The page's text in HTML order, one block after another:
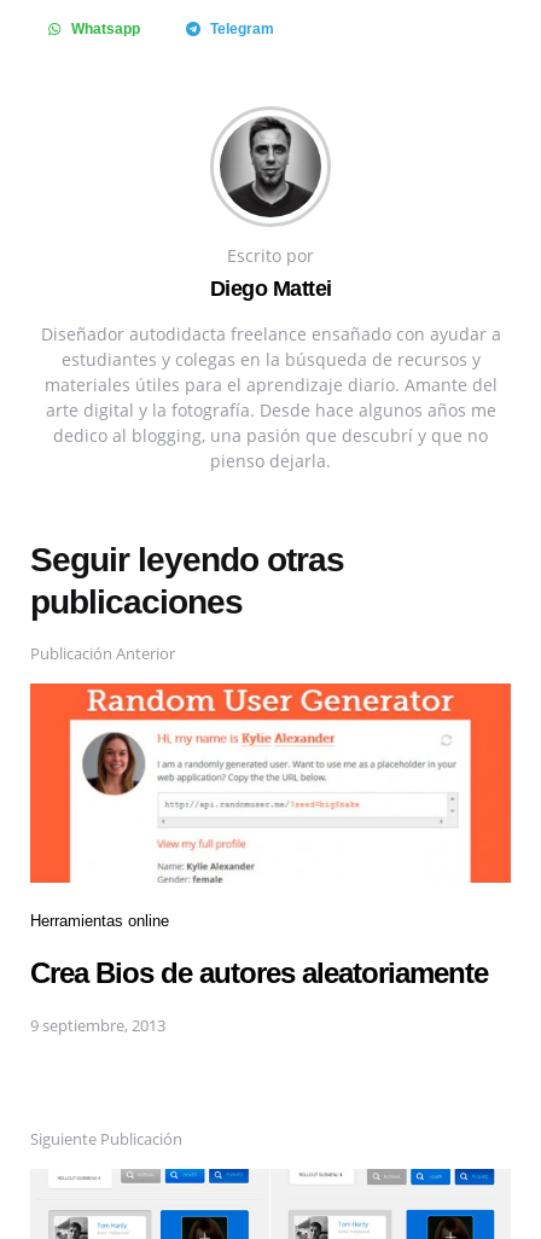
Whatsapp Telegram
Escrito por
Diego Mattei
Diseñador autodidacta freelance ensañado con ayudar a
estudiantes y colegas en la búsqueda de recursos y
materiales útiles para el aprendizaje diario. Amante del
arte digital y la fotografía. Desde hace algunos años me
dedico al blogging, una pasión que descubrí y que no
pienso dejarla.
Seguir leyendo otras
publicaciones
Publicación Anterior
Herramientas online
Crea Bios de autores aleatoriamente
9 septiembre, 2013
Siguiente Publicación